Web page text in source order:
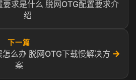
要求是什么 脱网OTG配置要求介
绍
下一篇
怎么办 脱网OTG下载慢解决方
案
→